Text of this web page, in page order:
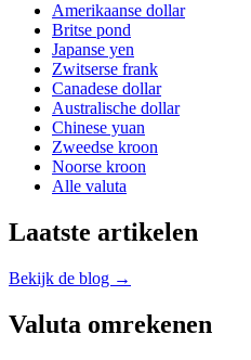
Amerikaanse dollar
Britse pond
Japanse yen
Zwitserse frank
Canadese dollar
Australische dollar
Chinese yuan
Zweedse kroon
Noorse kroon
Alle valuta
Laatste artikelen
Bekijk de blog →
Valuta omrekenen